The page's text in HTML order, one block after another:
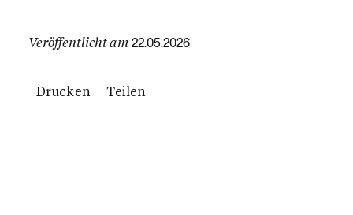
Veröffentlicht am 22.05.2026
Drucken Teilen